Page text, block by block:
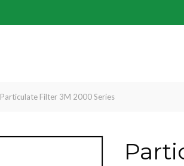
Particulate Filter 3M 2000 Series